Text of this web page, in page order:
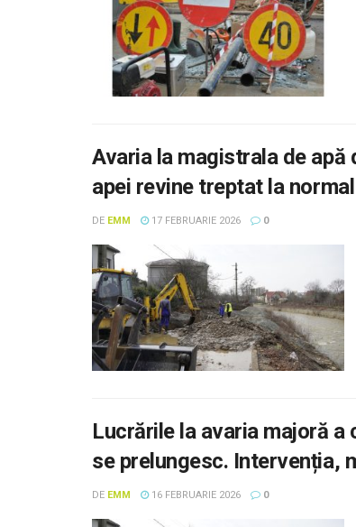
Avaria la magistrala de
apei revine treptat la normal
DE EMM 17 FEBRUARIE 2026 0
Lucrările la avaria majoră a
se prelungesc. Intervenția,
DE EMM 16 FEBRUARIE 2026 0